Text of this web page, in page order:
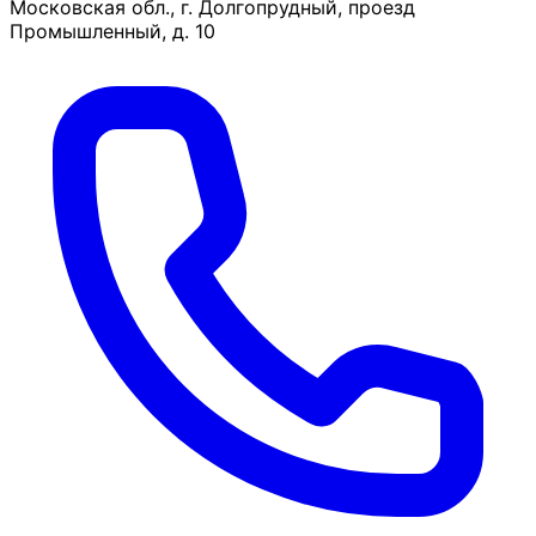
Московская обл., г. Долгопрудный, проезд
Промышленный, д. 10